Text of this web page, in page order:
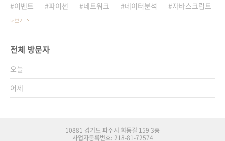
이벤트
파이썬 네트워크 데이터분석 자바스크립트
더보기
전체 방문자
오늘
어제
10881 경기도 파주시 회동길 159 3층
사업자등록번호: 218-81-72574